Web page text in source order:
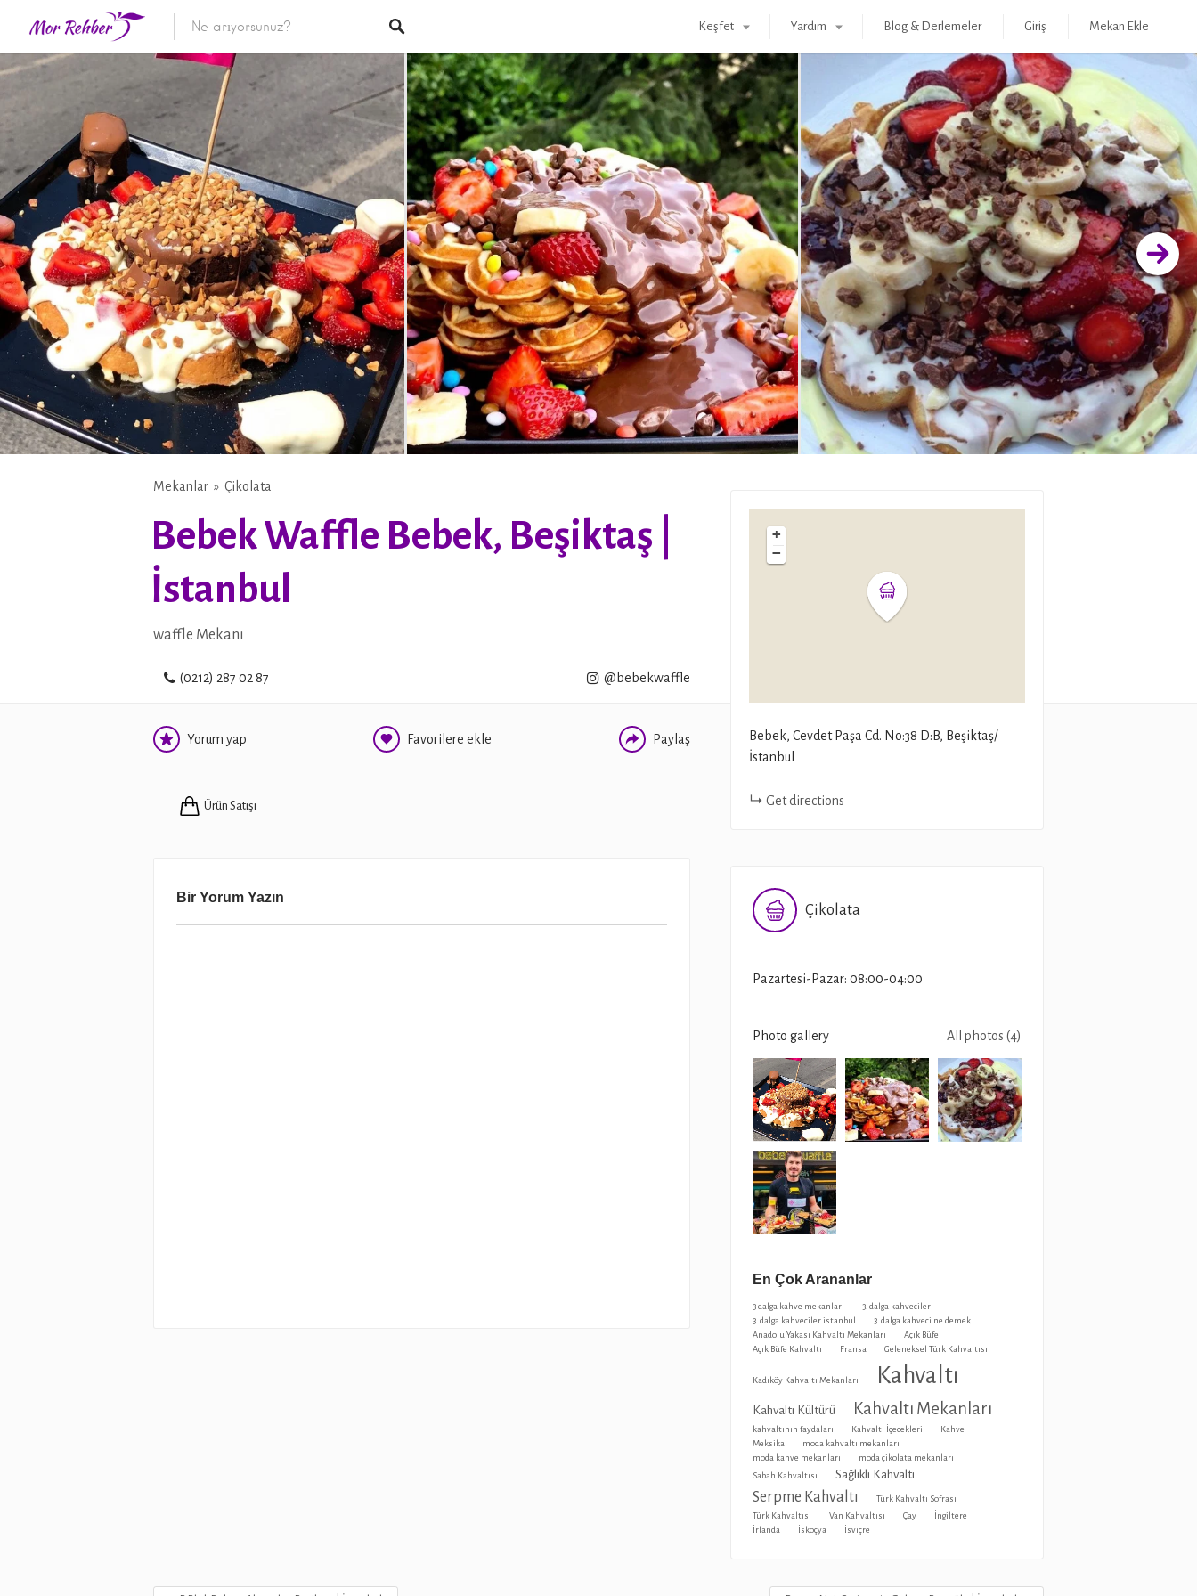
Keşfet Yardım Blog & Derlemeler Giriş Mekan Ekle
Mekanlar Çikolata
Bebek Waffle Bebek, Beşiktaş |
İstanbul
waffle Mekanı
(0212) 287 02 87 @bebekwaffle
Yorum yap Favorilere ekle Paylaş
TWITTER
Ürün Satışı
Bir Yorum Yazın
+
−
Bebek, Cevdet Paşa Cd. No:38 D:B, Beşiktaş/
İstanbul
Get directions
Çikolata
Pazartesi-Pazar: 08:00-04:00
Photo gallery All photos (4)
En Çok Arananlar
3 dalga kahve mekanları
3. dalga kahveciler
3. dalga kahveciler istanbul
3. dalga kahveci ne demek
Anadolu Yakası Kahvaltı Mekanları
Açık Büfe
Açık Büfe Kahvaltı
Fransa Geleneksel Türk Kahvaltısı
Kadıköy Kahvaltı Mekanları Kahvaltı
Kahvaltı Kültürü Kahvaltı Mekanları
kahvaltının faydaları Kahvaltı İçecekleri
Kahve
Meksika
moda kahvaltı mekanları
moda kahve mekanları
moda çikolata mekanları
Sabah Kahvaltısı
Sağlıklı Kahvaltı
Serpme Kahvaltı
Türk Kahvaltı Sofrası
Türk Kahvaltısı
Van Kahvaltısı Çay
İngiltere
İrlanda
İskoçya İsviçre